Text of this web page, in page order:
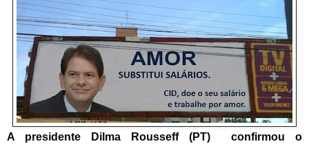
A presidente Dilma Rousseff (PT) confirmou o